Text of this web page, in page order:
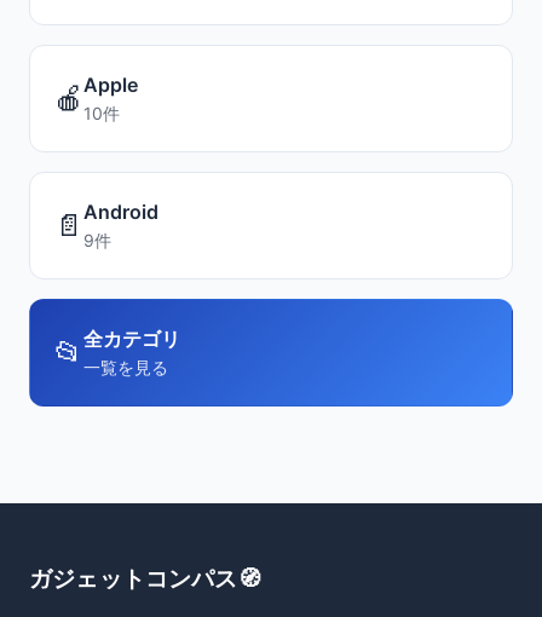
🍎 Apple
10件
📄 Android
9件
📂 全カテゴリ
一覧を見る
ガジェットコンパス🧭